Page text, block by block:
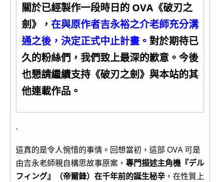
關於已經製作一段時日的 OVA《破刃之
劍》， 在與原作者吉永裕之介老師充分溝
通之後，決定正式中止計畫。 對於期待已
久的粉絲們，我們致上最深的歉意。今後
也懇請繼續支持《破刃之劍》與本站的其
他連載作品。
.
這真的是令人惋惜的事情。回想當初，這部 OVA 可是
由吉永老師親自構思故事原案， 專門描述主角機『デル
フィング』（帝爾鋒）在千年前的誕生秘辛 ，在性質上